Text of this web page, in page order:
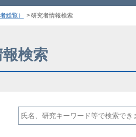
総覧） 研究者情報検索
検索